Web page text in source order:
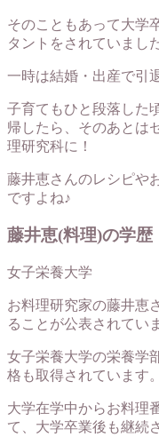
そのこともあって大学
タントをされていまし
一時は結婚・出産で引
子育てもひと段落した
帰したら、そのあとは
理研究科に！
藤井恵さんのレシピや
ですよね♪
藤井恵(料理)の学歴
女子栄養大学
お料理研究家の藤井恵
ることが公表されてい
女子栄養大学の栄養学
格も取得されています。
大学在学中からお料理
て、大学卒業後も継続